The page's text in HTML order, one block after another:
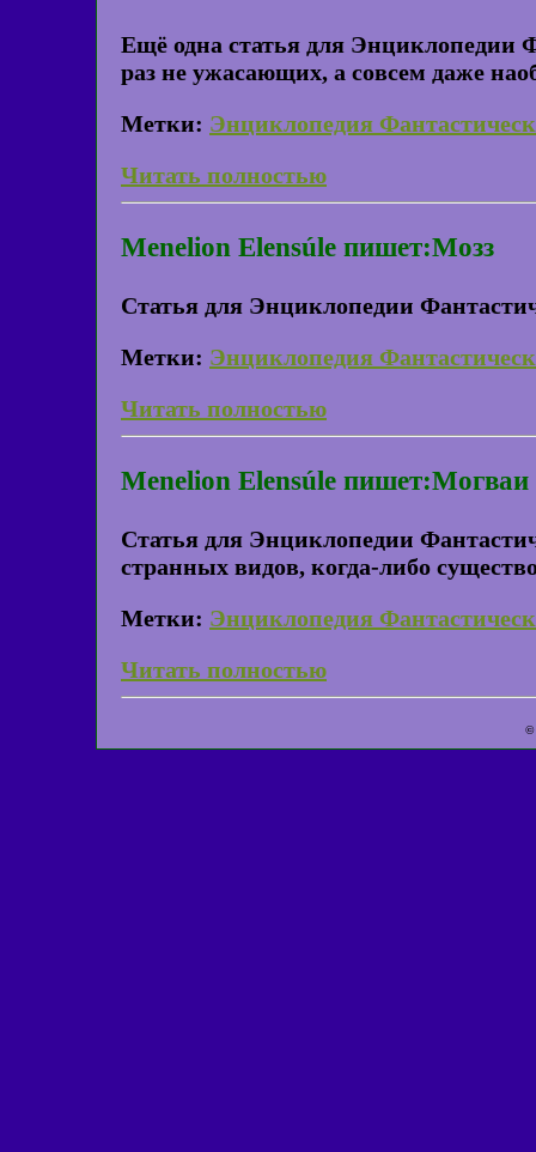
Ещё одна статья для Энциклопедии
раз не ужасающих, а совсем даже
Метки: Энциклопедия
Читать полностью
Menelion Elensúle пишет:Мозз
Статья для Энциклопедии
Метки: Энциклопедия
Читать полностью
Menelion Elensúle
Статья для Энциклопедии
странных видов, когда-либо
Метки: Энциклопедия
Читать полностью
©